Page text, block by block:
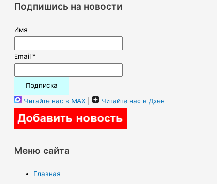
:Подпишись на новости
Имя
Email *
Читайте нас в MAX | Читайте нас в Дзен
Меню сайта
Главная